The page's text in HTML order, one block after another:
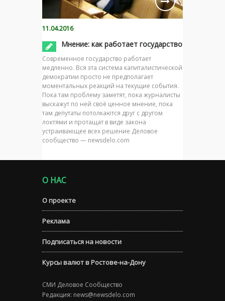
11.04.2016
Мнение: как работает государство
Современное государство работает
медленно. Вся эта система капиталистической
демократии просто не предполагает
моментальных реакций на текущие события.
Пока там проблему заметят, пока журналисты
выскажут по ней своё ценное мнение, пока
там депутаты потолкаются друг с другом
локтями и протащат в виде закона
устраивающее всех решение Деловое
сообщество — newsdelo.com
О НАС
О проекте
Реклама
Подписаться на новости
Курсы валют в Ростове-на-Дону
СМИ Деловое Сообщество
Редакция: news@newsdelo.com